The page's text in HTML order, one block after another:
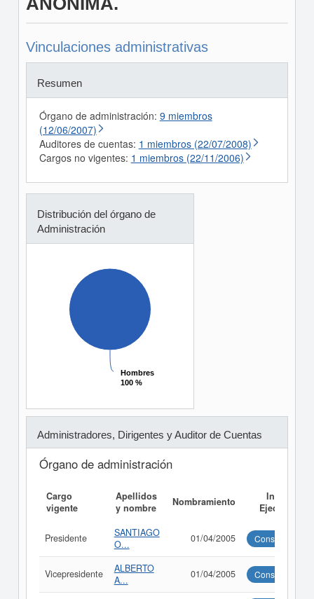
Vinculaciones administrativas
Resumen
Órgano de administración: 9 miembros
(12/06/2007)
Auditores de cuentas: 1 miembros (22/07/2008)
Cargos no vigentes: 1 miembros (22/11/2006)
Distribución del órgano de
Administración
Hombres
100 %
Hombres
100 %
Administradores, Dirigentes y Auditor de Cuentas
Órgano de administración
Cargo
vigente
Apellidos
y nombre
Nombramiento
Informe
Ejecutivo
Presidente
SANTIAGO
O...
01/04/2005 Consultar
Vicepresidente
ALBERTO
A...
01/04/2005 Consultar